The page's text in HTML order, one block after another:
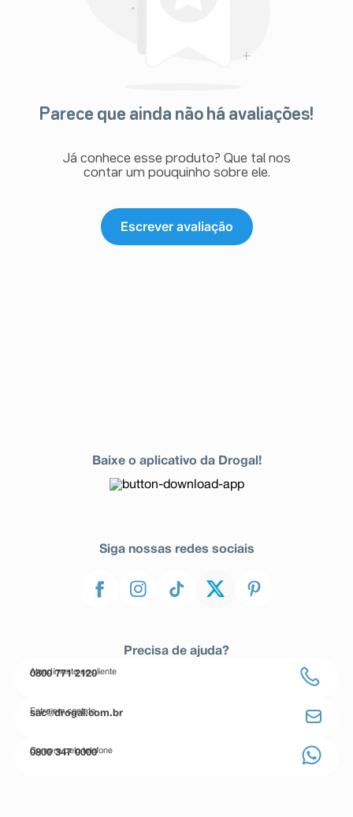
Parece que ainda não há avaliações!
Já conhece esse produto? Que tal nos
contar um pouquinho sobre ele.
Escrever avaliação
Baixe o aplicativo da Drogal!
Siga nossas redes sociais
Precisa de ajuda?
Atendimento ao cliente
0800 771 2120
Entre em contato
sac@drogal.com.br
Compre pelo telefone
0800 347 0000